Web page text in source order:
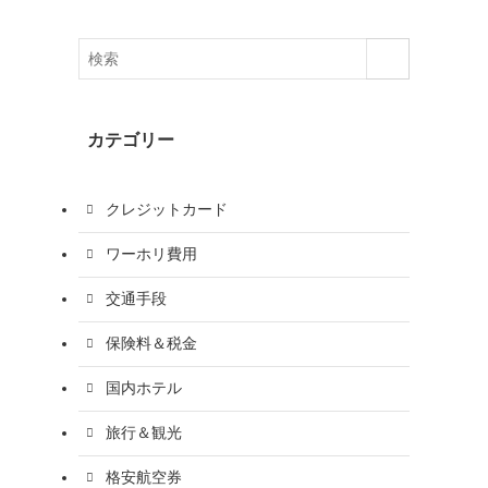
カテゴリー
クレジットカード
ワーホリ費用
交通手段
保険料＆税金
国内ホテル
旅行＆観光
格安航空券